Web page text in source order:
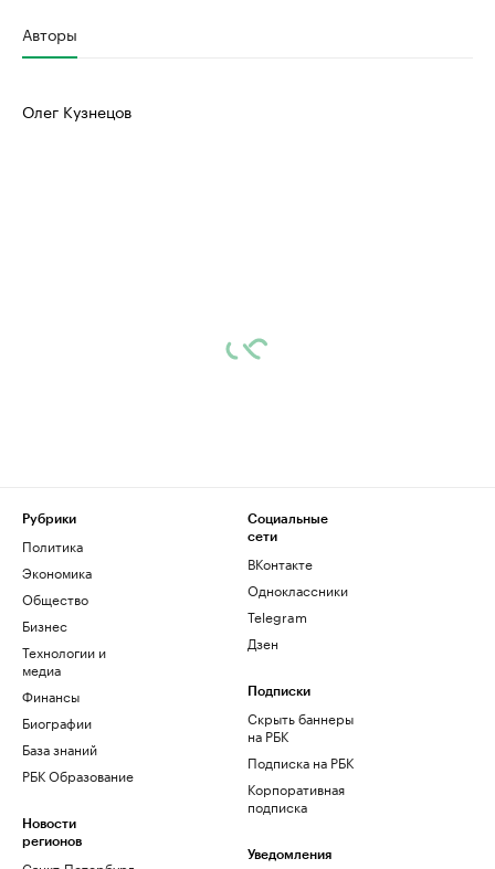
Авторы
Олег Кузнецов
Рубрики
Политика
Экономика
Общество
Бизнес
Технологии и
медиа
Финансы
Биографии
База знаний
РБК Образование
Новости
регионов
Социальные
сети
ВКонтакте
Одноклассники
Telegram
Дзен
Подписки
Скрыть баннеры
на РБК
Подписка на РБК
Корпоративная
подписка
Уведомления